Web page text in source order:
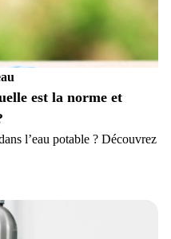
est la norme et
l’eau potable ? Découvrez